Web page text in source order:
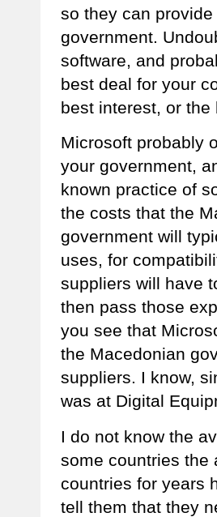
so they can
government.
software, and
best deal for your
best interest, or
Microsoft probably
your government,
known practice of
the costs that the
government will
uses, for
suppliers will have
then pass those
you see that
the Macedonian
suppliers. I know,
was at Digital
I do not know the
some countries the
countries for years
tell them that they